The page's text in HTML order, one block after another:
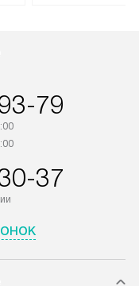
79
37